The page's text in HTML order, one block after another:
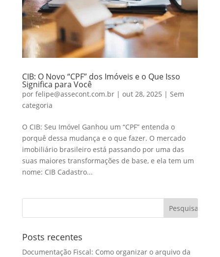
CIB: O Novo “CPF” dos Imóveis e o Que Isso
Significa para Você
por felipe@assecont.com.br| out 28, 2025 | Sem
categoria
O CIB: Seu Imóvel Ganhou um “CPF” entenda o
porquê dessa mudança e o que fazer. O mercado
imobiliário brasileiro está passando por uma das
suas maiores transformações de base, e ela tem um
nome: CIB Cadastro...
Posts recentes
Documentação Fiscal: Como organizar o arquivo da